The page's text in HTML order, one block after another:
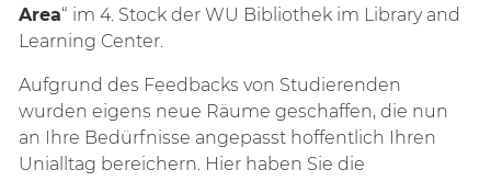
Area“ im 4. Stock der WU Bibliothek im Library and
Learning Center.
Aufgrund des Feedbacks von Studierenden
wurden eigens neue Räume geschaffen, die nun
an Ihre Bedürfnisse angepasst hoffentlich Ihren
Unialltag bereichern. Hier haben Sie die